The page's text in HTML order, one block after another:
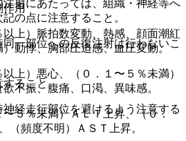
射にあたっては、組織・神経等へ
の点に注意すること。
一部位への反復注射は行わないこ
すること。
経走行部位を避けるよう注意する
用
上）脈拍数変動、熱感、顔面潮紅
動悸、胸部圧迫感、血圧変動。
上）悪心、（０．１〜５％未満）
不振、腹痛、口渇、異味感。
５％未満）ＡＬＴ上昇、（０．
（頻度不明）ＡＳＴ上昇。